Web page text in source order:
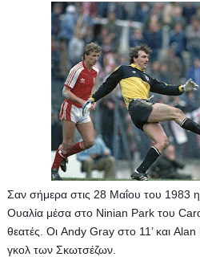
Σαν σήμερα στις 28 Μαΐου του 1983 η
Ουαλία μέσα στο Ninian Park του
θεατές. Οι Andy Gray στο 11’ και
γκολ των Σκωτσέζων.